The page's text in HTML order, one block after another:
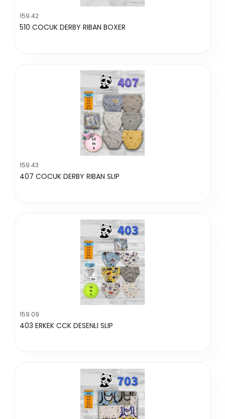
159.42
510 COCUK DERBY RIBAN BOXER
159.43
407 COCUK DERBY RIBAN SLIP
159.09
403 ERKEK CCK DESENLI SLIP